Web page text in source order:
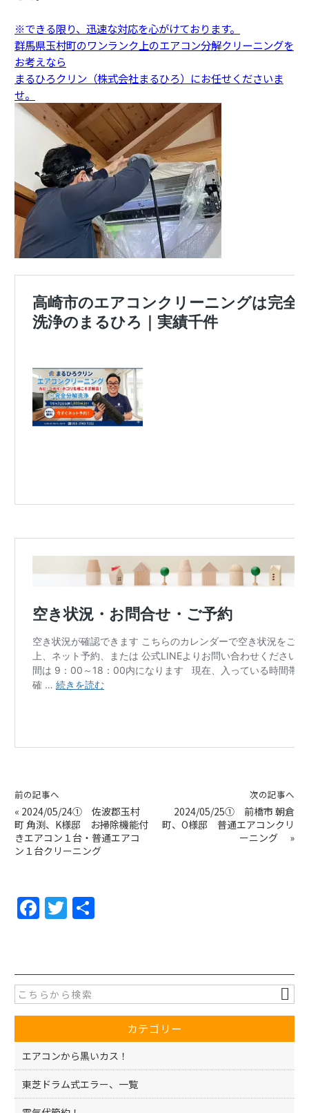
※できる限り、迅速な対応を心がけております。
群馬県玉村町のワンランク上のエアコン分解クリーニングを
お考えなら
まるひろクリン（株式会社まるひろ）にお任せくださいま
せ。
前の記事へ
« 2024/05/24① 佐波郡玉村
町 角渕、K様邸 お掃除機能付
きエアコン１台・普通エアコ
ン１台クリーニング
次の記事へ
2024/05/25① 前橋市 朝倉
町、O様邸 普通エアコンクリ
ーニング
»
F
a
e
b
o
o
k
T
w
er
カテゴリー
エアコンから黒いカス！
東芝ドラム式エラー、一覧